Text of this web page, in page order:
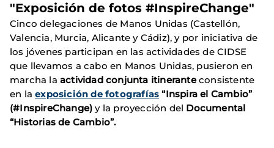
"Exposición de fotos #InspireChange"
Cinco delegaciones de Manos Unidas (Castellón,
Valencia, Murcia, Alicante y Cádiz), y por iniciativa de
los jóvenes participan en las actividades de CIDSE
que llevamos a cabo en Manos Unidas, pusieron en
marcha la actividad conjunta itineranteconsistente
en la exposición de fotografías “Inspira el Cambio”
(#InspireChange)y la proyección del Documental
“Historias de Cambio”.